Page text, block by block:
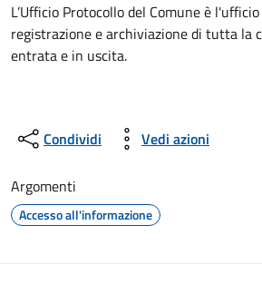
L’Ufficio Protocollo del Comune è
registrazione e archiviazione di tutta la
entrata e in uscita.
Condividi Vedi azioni
Argomenti
Accesso all'informazione